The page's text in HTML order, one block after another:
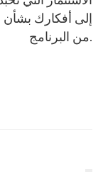
إلى أفكارك بشأن
من البرنامج.